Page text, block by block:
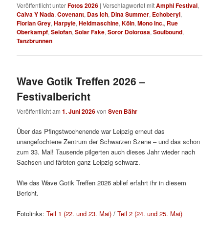
Veröffentlicht unterFotos 2026 |Verschlagwortet mitAmphi Festival,
Calva Y Nada,Covenant, Das Ich, Dina Summer, Echoberyl,
Florian Grey,Harpyie,Heldmaschine,Köln,Mono Inc., Rue
Oberkampf,Selofan,Solar Fake,Soror Dolorosa,Soulbound,
Tanzbrunnen
Wave Gotik Treffen 2026 –
Festivalbericht
Veröffentlicht am1. Juni 2026vonSven Bähr
Über das Pfingstwochenende war Leipzig erneut das
unangefochtene Zentrum der Schwarzen Szene – und das schon
zum 33. Mal! Tausende pilgerten auch dieses Jahr wieder nach
Sachsen und färbten ganz Leipzig schwarz.
Wie das Wave Gotik Treffen 2026 ablief erfahrt ihr in diesem
Bericht.
Fotolinks:Teil 1 (22. und 23. Mai) /Teil 2 (24. und 25. Mai)